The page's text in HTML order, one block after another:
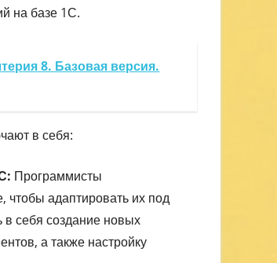
на базе 1С.
8. Базовая версия.
в себя:
Программисты
адаптировать их под
в себя создание новых
а также настройку